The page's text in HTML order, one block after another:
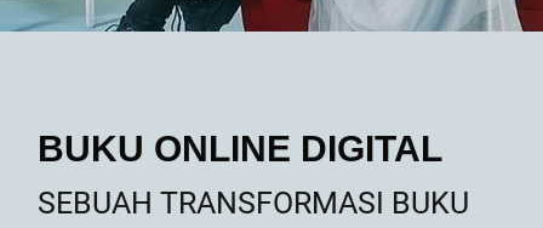
BUKU ONLINE DIGITAL
SEBUAH TRANSFORMASI BUKU